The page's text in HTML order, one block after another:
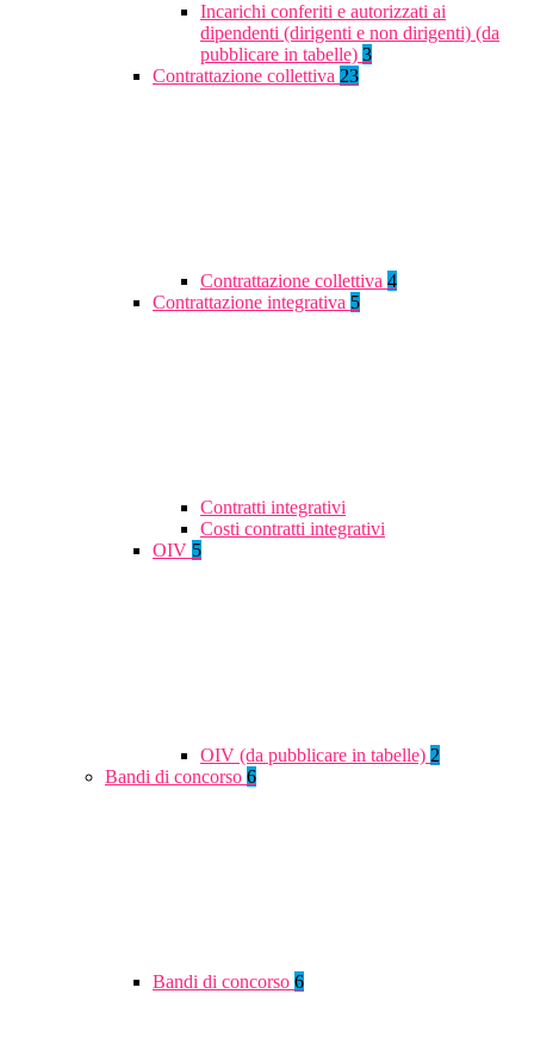
Incarichi conferiti e autorizzati ai
dipendenti (dirigenti e non dirigenti) (da
pubblicare in tabelle) 3
Contrattazione collettiva 23
Contrattazione collettiva 4
Contrattazione integrativa 5
Contratti integrativi
Costi contratti integrativi
OIV 5
OIV (da pubblicare in tabelle) 2
Bandi di concorso 6
Bandi di concorso 6